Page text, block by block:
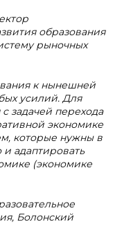
образования
рыночных
к нынешней
усилий. Для
задачей перехода
экономике
которые нужны в
адаптировать
(экономике
Болонский